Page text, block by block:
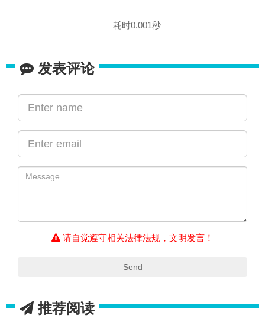
耗时0.001秒
发表评论
请自觉遵守相关法律法规，文明发言！
Send
推荐阅读